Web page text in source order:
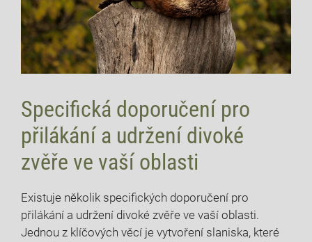
Specifická doporučení pro
přilákání a udržení divoké
zvěře ve⁣ vaší oblasti
Existuje několik⁣ specifických‌ doporučení⁤ pro
přilákání a udržení divoké zvěře ⁤ve vaší oblasti.
Jednou z klíčových věcí ⁤je⁢ vytvoření slaniska, které